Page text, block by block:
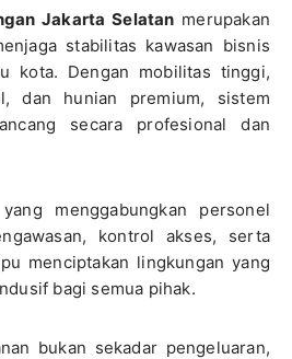
Jakarta Selatan merupakan
stabilitas kawasan bisnis
kota. Dengan mobilitas tinggi,
dan hunian premium, sistem
secara profesional dan
menggabungkan personel
kontrol akses, serta
menciptakan lingkungan yang
bagi semua pihak.
bukan sekadar pengeluaran,